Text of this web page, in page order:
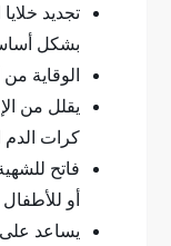
تجديد
بشكل
الوقاية
يقلل من
كرات الدم
فاتح
أو
يساعد